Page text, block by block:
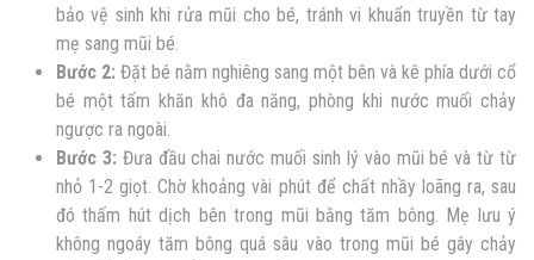
bảo vệ sinh khi rửa mũi cho bé, tránh vi khuẩn truyền từ tay
mẹ sang mũi bé.
Bước 2: Đặt bé nằm nghiêng sang một bên và kê phía dưới cổ
bé một tấm khăn khô đa năng, phòng khi nước muối chảy
ngược ra ngoài.
Bước 3: Đưa đầu chai nước muối sinh lý vào mũi bé và từ từ
nhỏ 1-2 giọt. Chờ khoảng vài phút để chất nhầy loãng ra, sau
đó thấm hút dịch bên trong mũi bằng tăm bông. Mẹ lưu ý
không ngoáy tăm bông quá sâu vào trong mũi bé gây chảy